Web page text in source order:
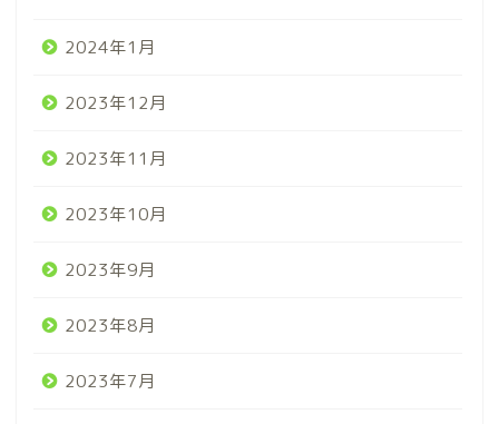
2024年1月
2023年12月
2023年11月
2023年10月
2023年9月
2023年8月
2023年7月